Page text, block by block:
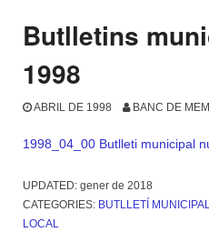
Butlletins
1998
ABRIL DE 1998 BANC DE
1998_04_00 Butlleti municipal
UPDATED: gener de 2018
CATEGORIES: BUTLLETÍ
LOCAL